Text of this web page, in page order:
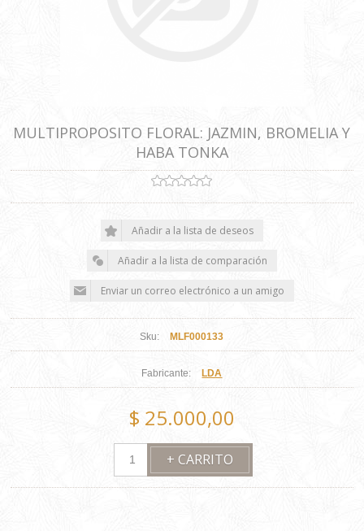
MULTIPROPOSITO FLORAL: JAZMIN, BROMELIA Y
HABA TONKA
Sku: MLF000133
Fabricante: LDA
$ 25.000,00